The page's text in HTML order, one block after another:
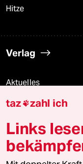
Hitze
Verlag
Aktuelles
Hausblog
Die Seitenwende
Stellen
taz zahl ich
Links